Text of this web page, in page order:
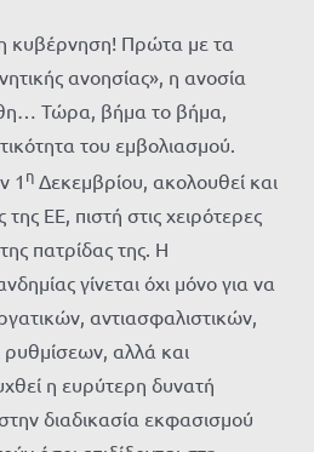
κυβέρνηση! Πρώτα με τα
ανοησίας», η ανοσία
Τώρα, βήμα το βήμα,
του εμβολιασμού.
1 η Δεκεμβρίου, ακολουθεί και
ΕΕ, πιστή στις χειρότερες
πατρίδας της. Η
γίνεται όχι μόνο για να
αντιασφαλιστικών,
ρυθμίσεων, αλλά και
η ευρύτερη δυνατή
διαδικασία εκφασισμού